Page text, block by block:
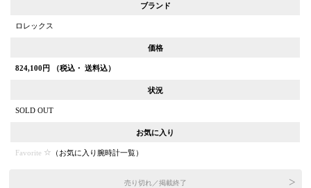
ブランド
ロレックス
価格
824,100 円 （税込・ 送料込）
状況
SOLD OUT
お気に入り
Favorite （お気に入り腕時計一覧）
売り切れ／掲載終了